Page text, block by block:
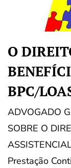
O
BPC/
ADVOGADO
SOBRE O
Prestação